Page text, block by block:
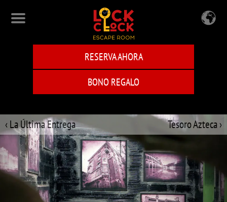
main
RESERVA AHORA
BONO REGALO
‹ La Última Entrega Tesoro Azteca ›